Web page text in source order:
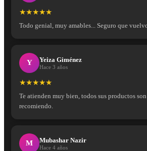
★★★★★
Todo genial, muy amables... Seguro que
Y Yeiza Giménez
Hace 3 años
★★★★★
Te atienden muy bien, todos sus productos
recomiendo.
M Mubashar Nazir
Hace 4 años